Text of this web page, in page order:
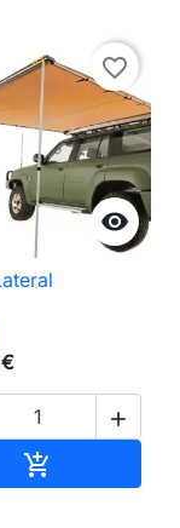

favorite_border

